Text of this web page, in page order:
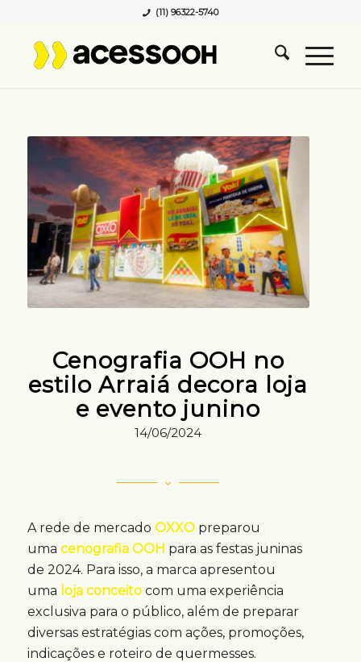
(11) 96322-5740
Cenografia OOH no
estilo Arraiá decora loja
e evento junino
14/06/2024
A rede de mercado OXXOpreparou
uma cenografia OOH para as festas juninas
de 2024. Para isso, a marca apresentou
uma loja conceitocom uma experiência
exclusiva para o público, além de preparar
diversas estratégias com ações, promoções,
indicações e roteiro de quermesses.